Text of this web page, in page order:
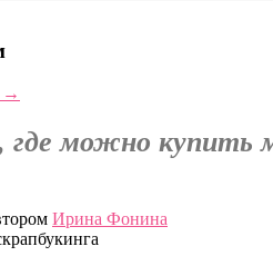
→
где можно купить
Ирина Фонина